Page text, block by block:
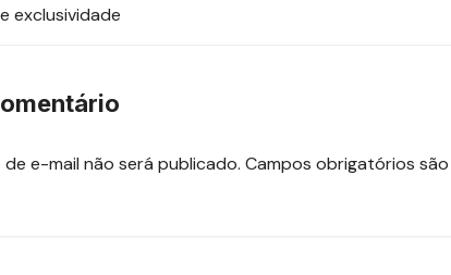
exclusividade
e-mail não será publicado. Campos obrigatórios